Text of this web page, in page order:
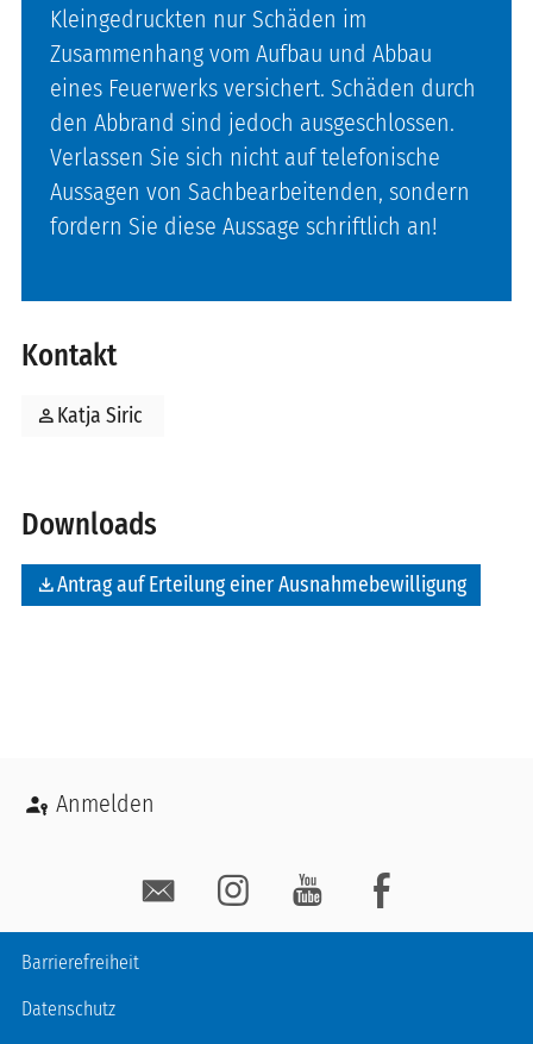
Kleingedruckten nur Schäden im
Zusammenhang vom Aufbau und Abbau
eines Feuerwerks versichert. Schäden durch
den Abbrand sind jedoch ausgeschlossen.
Verlassen Sie sich nicht auf telefonische
Aussagen von Sachbearbeitenden, sondern
fordern Sie diese Aussage schriftlich an!
Kontakt
person Katja Siric
Downloads
file_downloadAntrag auf Erteilung einer Ausnahmebewilligung
Benutzermenü
Anmelden
Fußzeile
Barrierefreiheit
Datenschutz